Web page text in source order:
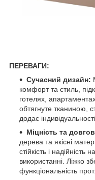
ПЕРЕВАГИ:
Сучасний дизайн:
комфорт та стиль,
готелях,
обтягнуте тканиною,
додає
Міцність та
дерева та якісні
стійкість і
використанні. Ліжко
функціональність